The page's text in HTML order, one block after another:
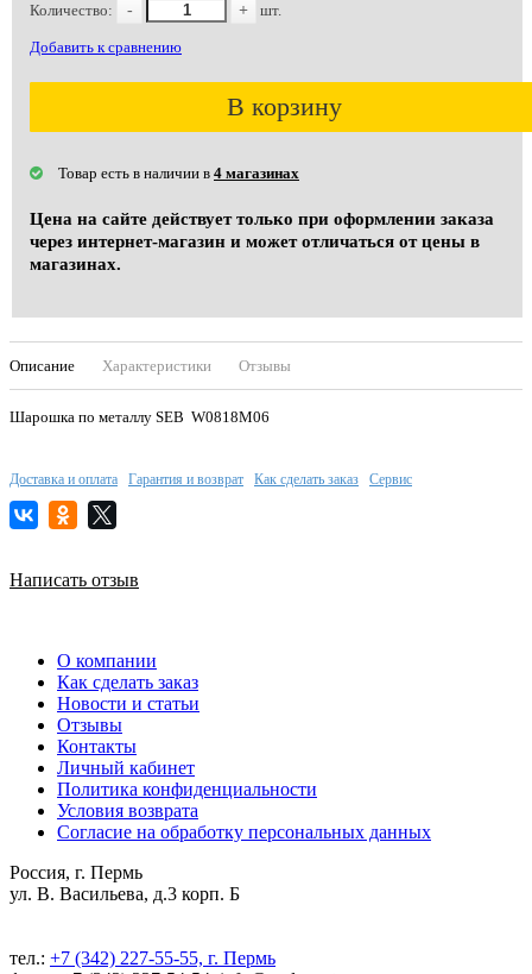
Количество: - + шт.
Добавить к сравнению
В корзину
Товар есть в наличии в 4 магазинах
Цена на сайте действует только при оформлении заказа
через интернет-магазин и может отличаться от цены в
магазинах.
Описание Характеристики Отзывы
Шарошка по металлу SEB W0818М06
Доставка и оплата Гарантия и возврат Как сделать заказ Сервис
Написать отзыв
О компании
Как сделать заказ
Новости и статьи
Отзывы
Контакты
Личный кабинет
Политика конфиденциальности
Условия возврата
Согласие на обработку персональных данных
Россия, г. Пермь
ул. В. Васильева, д.3 корп. Б
тел.: +7 (342) 227-55-55, г. Пермь